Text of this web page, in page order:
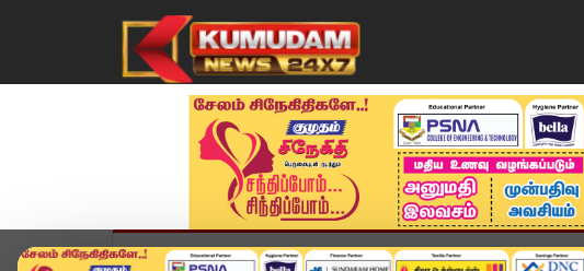
முகப்பு விளையாட்டு அண்மை தமிழ்நாடு